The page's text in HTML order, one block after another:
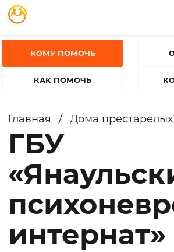
КОМУ ПОМОЧЬ
КАК ПОМОЧЬ
Главная / Дома престарелых
ГБУ
интернат»